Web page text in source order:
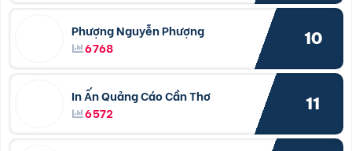
Phượng Nguyễn Phượng
6768
10
In Ấn Quảng Cáo Cần Thơ
6572
11